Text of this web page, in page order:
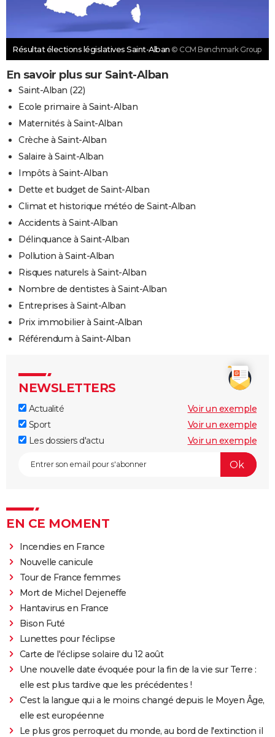
Résultat élections législatives Saint-Alban © CCM Benchmark Group
En savoir plus sur Saint-Alban
Saint-Alban (22)
Ecole primaire à Saint-Alban
Maternités à Saint-Alban
Crèche à Saint-Alban
Salaire à Saint-Alban
Impôts à Saint-Alban
Dette et budget de Saint-Alban
Climat et historique météo de Saint-Alban
Accidents à Saint-Alban
Délinquance à Saint-Alban
Pollution à Saint-Alban
Risques naturels à Saint-Alban
Nombre de dentistes à Saint-Alban
Entreprises à Saint-Alban
Prix immobilier à Saint-Alban
Référendum à Saint-Alban
NEWSLETTERS
Actualité
Voir un exemple
Sport
Voir un exemple
Les dossiers d'actu
Voir un exemple
EN CE MOMENT
Incendies en France
Nouvelle canicule
Tour de France femmes
Mort de Michel Dejeneffe
Hantavirus en France
Bison Futé
Lunettes pour l'éclipse
Carte de l'éclipse solaire du 12 août
Une nouvelle date évoquée pour la fin de la vie sur Terre :
elle est plus tardive que les précédentes !
C'est la langue qui a le moins changé depuis le Moyen Âge,
elle est européenne
Le plus gros perroquet du monde, au bord de l'extinction il